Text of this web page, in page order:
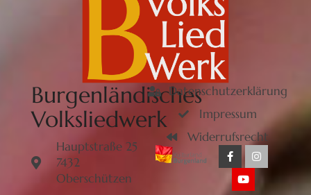
Burgenländisches
Volksliedwerk
Hauptstraße 25
7432
Oberschützen
Datenschutzerklärung
Impressum
Widerrufsrecht